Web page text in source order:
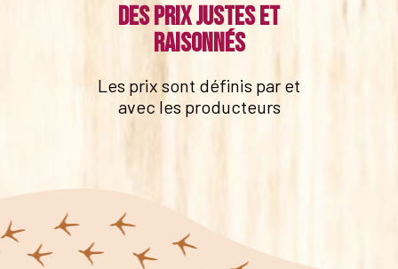
Des prix justes et
raisonnés
Les prix sont définis par et
avec les producteurs